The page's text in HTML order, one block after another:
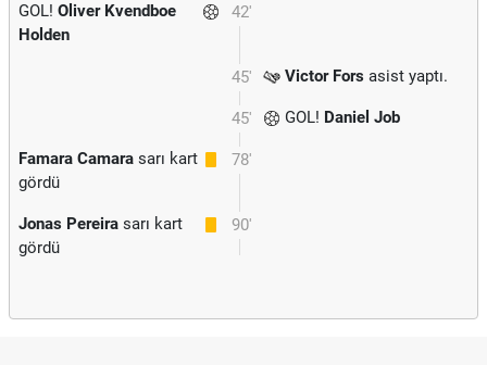
42'
GOL! Oliver Kvendboe
Holden
45' Victor Fors asist yaptı.
45' GOL! Daniel Job
78'
Famara Camara sarı kart
gördü
90'
Jonas Pereira sarı kart
gördü